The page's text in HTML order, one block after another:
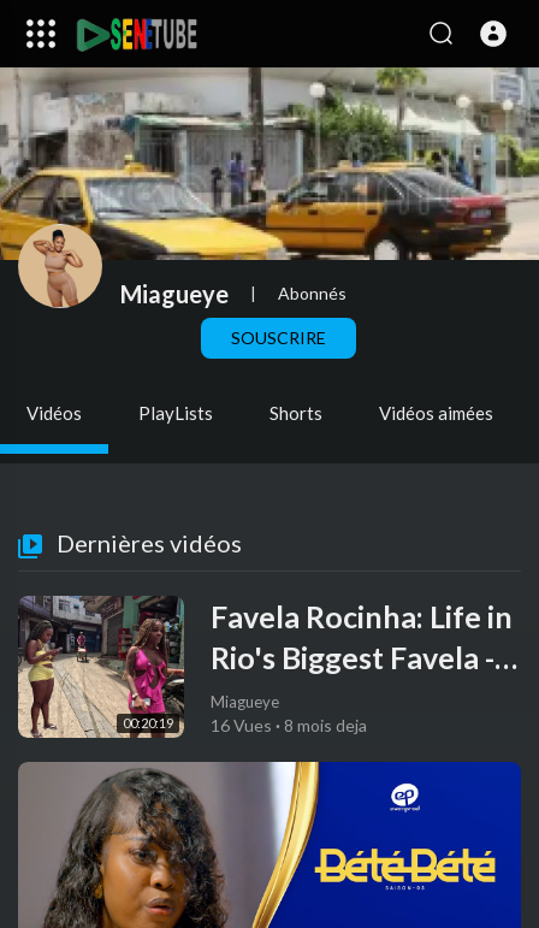
Miagueye | Abonnés
SOUSCRIRE
Vidéos PlayLists Shorts Vidéos aimées
Dernières vidéos
00:20:19
Favela Rocinha: Life in
Rio's Biggest Favela -
Miagueye
16 Vues · 8 mois deja